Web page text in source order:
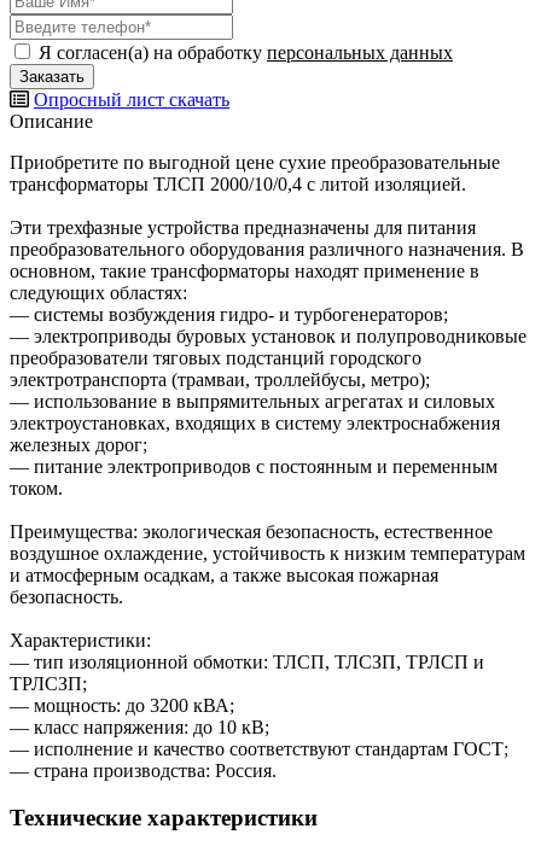
Я согласен(а) на обработку персональных данных
Опросный лист скачать
Описание
Приобретите по выгодной цене сухие преобразовательные
трансформаторы ТЛСП 2000/10/0,4 с литой изоляцией.
Эти трехфазные устройства предназначены для питания
преобразовательного оборудования различного назначения. В
основном, такие трансформаторы находят применение в
следующих областях:
— системы возбуждения гидро- и турбогенераторов;
— электроприводы буровых установок и полупроводниковые
преобразователи тяговых подстанций городского
электротранспорта (трамваи, троллейбусы, метро);
— использование в выпрямительных агрегатах и силовых
электроустановках, входящих в систему электроснабжения
железных дорог;
— питание электроприводов с постоянным и переменным
током.
Преимущества: экологическая безопасность, естественное
воздушное охлаждение, устойчивость к низким температурам
и атмосферным осадкам, а также высокая пожарная
безопасность.
Характеристики:
— тип изоляционной обмотки: ТЛСП, ТЛСЗП, ТРЛСП и
ТРЛСЗП;
— мощность: до 3200 кВА;
— класс напряжения: до 10 кВ;
— исполнение и качество соответствуют стандартам ГОСТ;
— страна производства: Россия.
Технические характеристики